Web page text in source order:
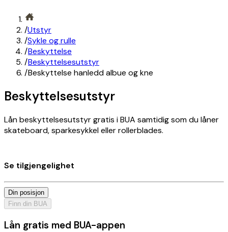
/Utstyr
/Sykle og rulle
/Beskyttelse
/Beskyttelsesutstyr
/Beskyttelse hanledd albue og kne
Beskyttelsesutstyr
Lån beskyttelsesutstyr gratis i BUA samtidig som du låner
skateboard, sparkesykkel eller rollerblades.
Se tilgjengelighet
Din posisjon
Finn din BUA
Lån gratis med BUA-appen